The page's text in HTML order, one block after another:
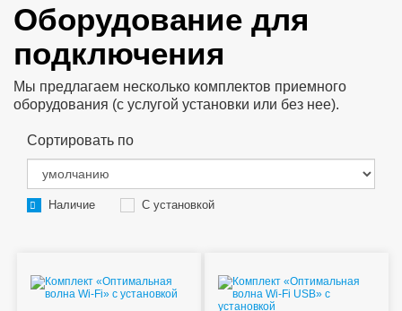
Оборудование для
подключения
Мы предлагаем несколько комплектов приемного
оборудования (с услугой установки или без нее).
Сортировать по
Наличие С установкой